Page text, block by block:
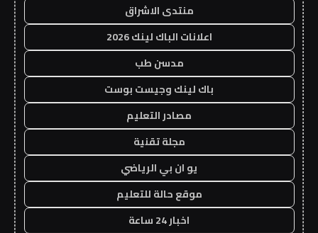
منتدى الاشراق
اعلانات الباك لينك 2026
مدسن طب
باك لينك وجيست بوست
مصادر التعليم
مجلة تقنية
يو ان بي الرياضي
موقع حالة للتعليم
اخبار 24 ساعة